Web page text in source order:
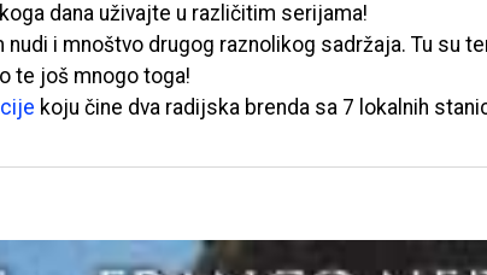
dana uživajte u različitim serijama!
nudi i mnoštvo drugog raznolikog sadržaja. Tu su
te još mnogo toga!
koju čine dva radijska brenda sa 7 lokalnih